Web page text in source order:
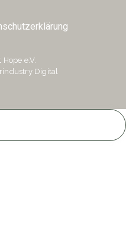
e.V.
Digital